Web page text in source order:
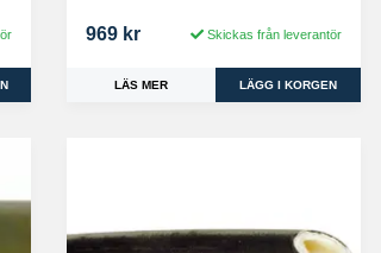
969 kr Skickas från leverantör
LÄS MER